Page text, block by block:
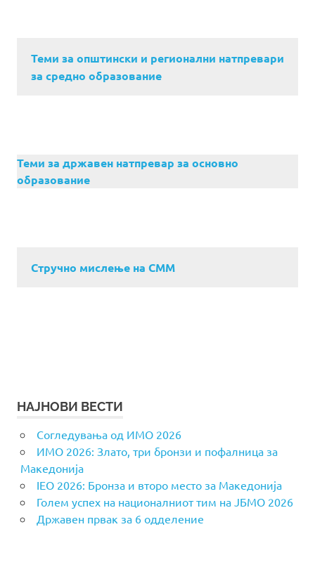
Теми за општински и регионални натпревари
за средно образование
Теми за државен натпревар за основно
образование
Стручно мислење на СММ
НАЈНОВИ ВЕСТИ
Согледувања од ИМО 2026
ИМО 2026: Злато, три бронзи и пофалница за
Македонија
IEO 2026: Бронза и второ место за Македонија
Голем успех на националниот тим на ЈБМО 2026
Државен првак за 6 одделение